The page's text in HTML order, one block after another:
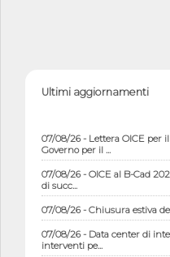
Ultimi aggiornamenti
07/08/26 - Lettera OICE per
Governo per il ...
07/08/26 - OICE al B-Cad
di succ...
07/08/26 - Chiusura estiva
07/08/26 - Data center di
interventi pe...